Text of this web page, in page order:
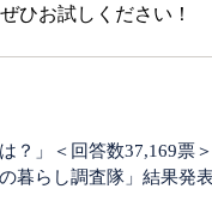
ひお試しください！
？」＜回答数37,169票
暮らし調査隊」結果発表